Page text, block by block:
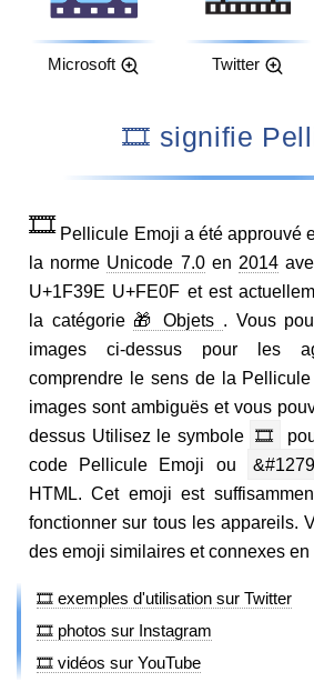
Microsoft Twitter
🎞️ signifie
🎞️Pellicule Emoji a été approuvé
la norme Unicode 7.0en 2014
U+1F39E U+FE0F et est
la catégorie 🎁 Objets . Vous
images ci-dessus pour les
comprendre le sens de la
images sont ambiguës et vous
dessus Utilisez le symbole 🎞️
code Pellicule Emoji ou
HTML. Cet emoji est
fonctionner sur tous les appareils.
des emoji similaires et connexes en
🎞️ exemples d'utilisation sur Twitter
🎞️ photos sur Instagram
🎞️ vidéos sur YouTube